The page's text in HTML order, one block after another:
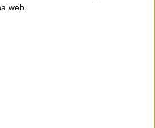
web.